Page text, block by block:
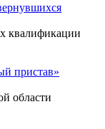
квалификации
пристав»
области